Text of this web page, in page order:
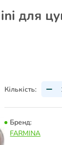
для
Кількість:
Бренд:
FARMINA